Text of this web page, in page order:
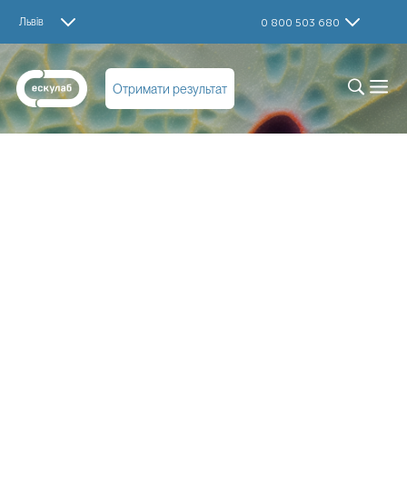
Львів 0 800 503 680
Отримати результат